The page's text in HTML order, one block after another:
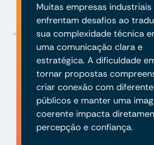
Muitas empresas industriais
enfrentam desafios ao
sua complexidade técnica
uma comunicação clara e
estratégica. A dificuldade
tornar propostas
criar conexão com
públicos e manter uma
coerente impacta
percepção e confiança.